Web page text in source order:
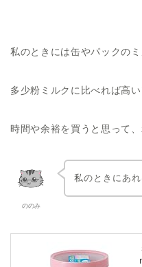
私のときには缶やパックのミ
多少粉ミルクに比べれば高
時間や余裕を買うと思って
ののみ
私のときにあ